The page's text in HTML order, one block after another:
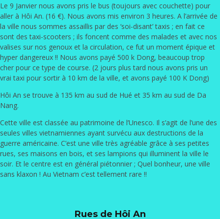
Le 9 Janvier nous avons pris le bus (toujours avec couchette) pour
aller à Hôi An. (16 €). Nous avons mis environ 3 heures. A l’arrivée de
la ville nous sommes assaillis par des ‘soi-disant’ taxis ; en fait ce
sont des taxi-scooters ; ils foncent comme des malades et avec nos
valises sur nos genoux et la circulation, ce fut un moment épique et
hyper dangereux !! Nous avons payé 500 k Dong, beaucoup trop
cher pour ce type de course. (2 jours plus tard nous avons pris un
vrai taxi pour sortir à 10 km de la ville, et avons payé 100 K Dong)
Hôi An se trouve à 135 km au sud de Hué et 35 km au sud de Da
Nang.
Cette ville est classée au patrimoine de l’Unesco. Il s’agit de l’une des
seules villes vietnamiennes ayant survécu aux destructions de la
guerre américaine. C’est une ville très agréable grâce à ses petites
rues, ses maisons en bois, et ses lampions qui illuminent la ville le
soir. Et le centre est en général piétonnier ; Quel bonheur, une ville
sans klaxon ! Au Vietnam c’est tellement rare !!
Rues de Hôi An